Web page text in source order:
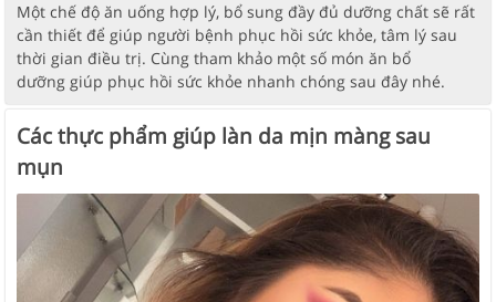
Một chế độ ăn uống hợp lý, bổ sung đầy đủ dưỡng chất sẽ rất
cần thiết để giúp người bệnh phục hồi sức khỏe, tâm lý sau
thời gian điều trị. Cùng tham khảo một số món ăn bổ
dưỡng giúp phục hồi sức khỏe nhanh chóng sau đây nhé.
Các thực phẩm giúp làn da mịn màng sau
mụn